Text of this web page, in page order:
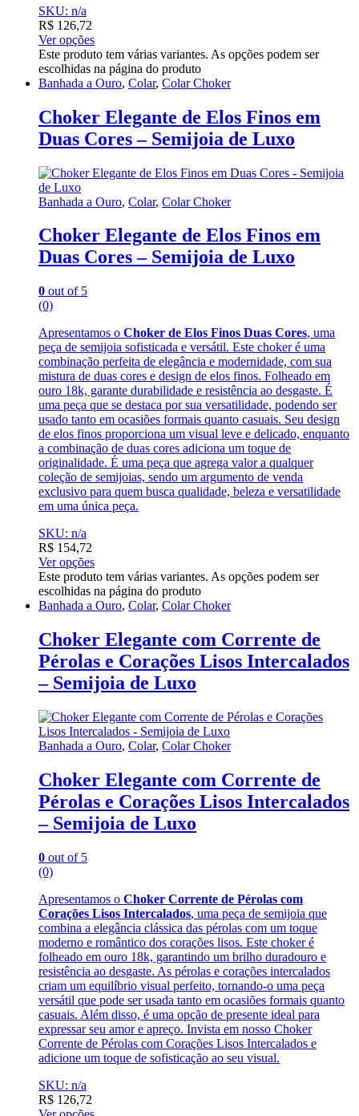
SKU: n/a
R$ 126,72
Ver opções
Este produto tem várias variantes. As opções podem ser
escolhidas na página do produto
Banhada a Ouro, Colar, Colar Choker
Choker Elegante de Elos Finos em
Duas Cores – Semijoia de Luxo
Banhada a Ouro, Colar, Colar Choker
Choker Elegante de Elos Finos em
Duas Cores – Semijoia de Luxo
0 out of 5
(0)
Apresentamos o Choker de Elos Finos Duas Cores, uma
peça de semijoia sofisticada e versátil. Este choker é uma
combinação perfeita de elegância e modernidade, com sua
mistura de duas cores e design de elos finos. Folheado em
ouro 18k, garante durabilidade e resistência ao desgaste. É
uma peça que se destaca por sua versatilidade, podendo ser
usado tanto em ocasiões formais quanto casuais. Seu design
de elos finos proporciona um visual leve e delicado, enquanto
a combinação de duas cores adiciona um toque de
originalidade. É uma peça que agrega valor a qualquer
coleção de semijoias, sendo um argumento de venda
exclusivo para quem busca qualidade, beleza e versatilidade
em uma única peça.
SKU: n/a
R$ 154,72
Ver opções
Este produto tem várias variantes. As opções podem ser
escolhidas na página do produto
Banhada a Ouro, Colar, Colar Choker
Choker Elegante com Corrente de
Pérolas e Corações Lisos Intercalados
– Semijoia de Luxo
Banhada a Ouro, Colar, Colar Choker
Choker Elegante com Corrente de
Pérolas e Corações Lisos Intercalados
– Semijoia de Luxo
0 out of 5
(0)
Apresentamos o Choker Corrente de Pérolas com
Corações Lisos Intercalados, uma peça de semijoia que
combina a elegância clássica das pérolas com um toque
moderno e romântico dos corações lisos. Este choker é
folheado em ouro 18k, garantindo um brilho duradouro e
resistência ao desgaste. As pérolas e corações intercalados
criam um equilíbrio visual perfeito, tornando-o uma peça
versátil que pode ser usada tanto em ocasiões formais quanto
casuais. Além disso, é uma opção de presente ideal para
expressar seu amor e apreço. Invista em nosso Choker
Corrente de Pérolas com Corações Lisos Intercalados e
adicione um toque de sofisticação ao seu visual.
SKU: n/a
R$ 126,72